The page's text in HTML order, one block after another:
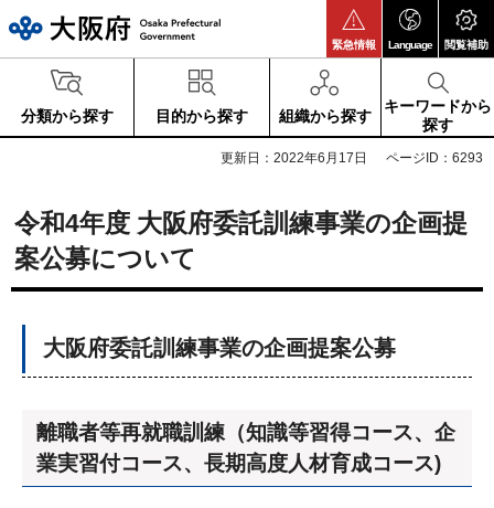
緊急情報 Language 閲覧補助
分類から探す 目的から探す 組織から探す
キーワードから
探す
更新日：2022年6月17日 ページID：6293
令和4年度 大阪府委託訓練事業の企画提
案公募について
大阪府委託訓練事業の企画提案公募
離職者等再就職訓練（知識等習得コース、企
業実習付コース、長期高度人材育成コース)